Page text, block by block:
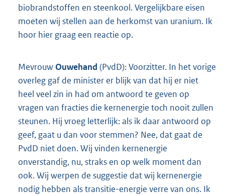
biobrandstoffen en steenkool. Vergelijkbare eisen
moeten wij stellen aan de herkomst van uranium. Ik
hoor hier graag een reactie op.
MevrouwOuwehand (PvdD): Voorzitter. In het vorige
overleg gaf de minister er blijk van dat hij er niet
heel veel zin in had om antwoord te geven op
vragen van fracties die kernenergie toch nooit zullen
steunen. Hij vroeg letterlijk: als ik daar antwoord op
geef, gaat u dan voor stemmen? Nee, dat gaat de
PvdD niet doen. Wij vinden kernenergie
onverstandig, nu, straks en op welk moment dan
ook. Wij werpen de suggestie dat wij kernenergie
nodig hebben als transitie-energie verre van ons. Ik